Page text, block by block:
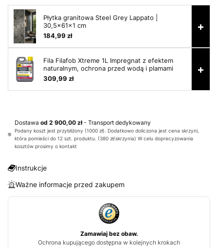
Płytka granitowa Steel Grey Lappato |
30,5x61x1 cm
184,99 zł
+
Fila Filafob Xtreme 1L Impregnat z efektem
naturalnym, ochrona przed wodą i plamami
309,99 zł
+
Dostawaod 2 900,00 zł- Transport dedykowany
Podany koszt jest przybliżony (1000 zł). Dodatkowo doliczona jest cena skrzyni,
która pomieści do 12 szt. produktu. (380 zł/skrzynia) W celu doprecyzowania
kosztów prosimy o kontakt
Instrukcje
Ważne informacje przed zakupem